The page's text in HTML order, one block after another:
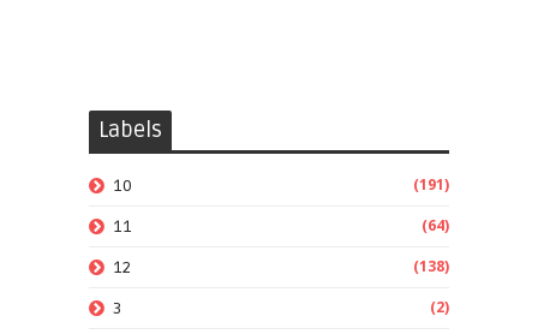
Labels
10 (191)
11 (64)
12 (138)
3 (2)